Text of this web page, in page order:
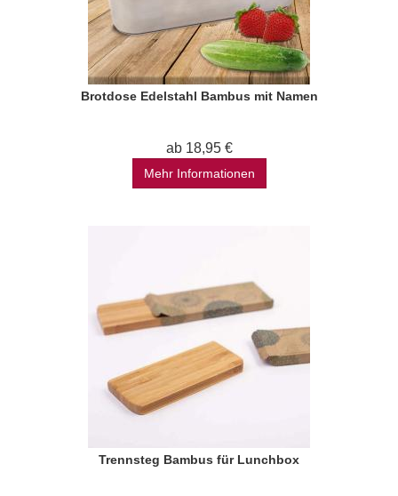
Brotdose Edelstahl Bambus mit Namen
ab 18,95 €
Mehr Informationen
Trennsteg Bambus für Lunchbox